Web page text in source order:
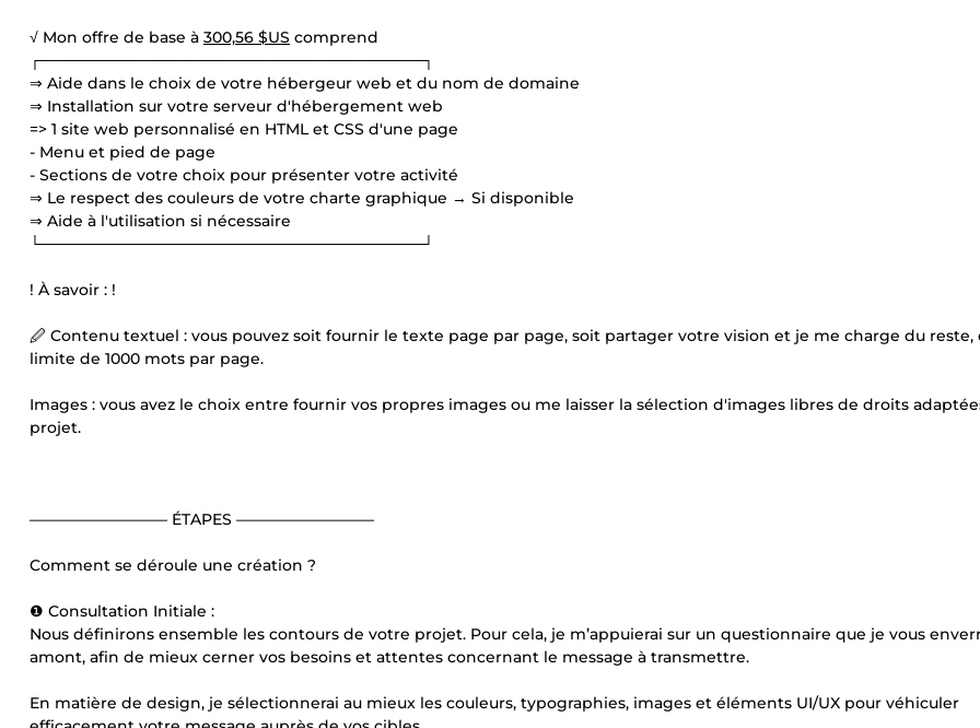
√ Mon offre de base à 300,56 $US comprend
┌───────────────────────────────────┐
⇒ Aide dans le choix de votre hébergeur web et du nom de domaine
⇒ Installation sur votre serveur d'hébergement web
=> 1 site web personnalisé en HTML et CSS d'une page
- Menu et pied de page
- Sections de votre choix pour présenter votre activité
⇒ Le respect des couleurs de votre charte graphique → Si disponible
⇒ Aide à l'utilisation si nécessaire
└───────────────────────────────────┘
! À savoir : !
🖉 Contenu textuel : vous pouvez soit fournir le texte page par page, soit partager votre vision et je me charge du reste,
limite de 1000 mots par page.
Images : vous avez le choix entre fournir vos propres images ou me laisser la sélection d'images libres de droits
projet.
————————— ÉTAPES —————————
Comment se déroule une création ?
❶ Consultation Initiale :
Nous définirons ensemble les contours de votre projet. Pour cela, je m’appuierai sur un questionnaire que je vous
amont, afin de mieux cerner vos besoins et attentes concernant le message à transmettre.
En matière de design, je sélectionnerai au mieux les couleurs, typographies, images et éléments UI/UX pour véhiculer